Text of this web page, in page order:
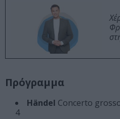
Πρόγραμμα
Händel Concerto
4